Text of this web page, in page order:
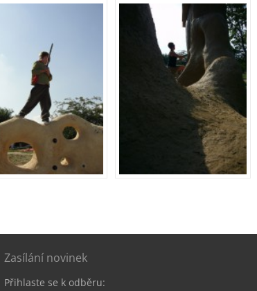
Zasílání novinek
Přihlaste se k odběru: